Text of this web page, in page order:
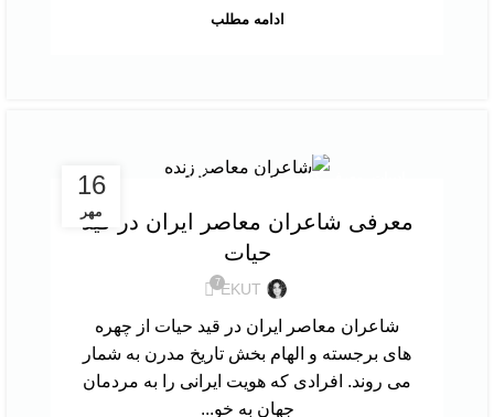
ادامه مطلب
16
مهر
معرفی کتاب ,معرفی نویسندگان
معرفی شاعران معاصر ایران در قید
حیات
EKUT
7
شاعران معاصر ایران در قید حیات از چهره
های برجسته و الهام بخش تاریخ مدرن به شمار
می روند. افرادی که هویت ایرانی را به مردمان
جهان به خو...